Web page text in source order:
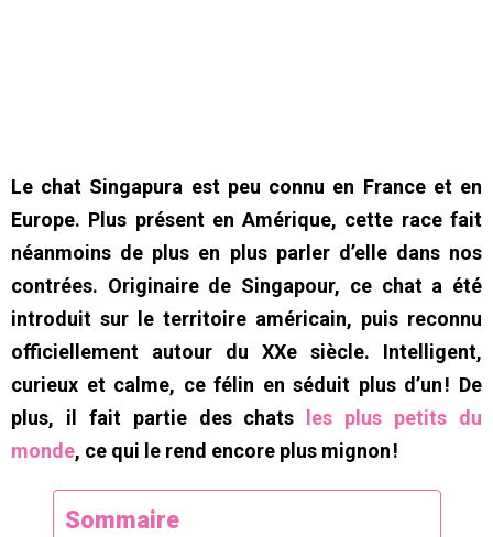
Le chat Singapura est peu connu en France et en
Europe. Plus présent en Amérique, cette race fait
néanmoins de plus en plus parler d’elle dans nos
contrées. Originaire de Singapour, ce chat a été
introduit sur le territoire américain, puis reconnu
officiellement autour du XXe siècle. Intelligent,
curieux et calme, ce félin en séduit plus d’un ! De
plus, il fait partie des chats
les plus petits du
monde, ce qui le rend encore plus mignon !
Sommaire